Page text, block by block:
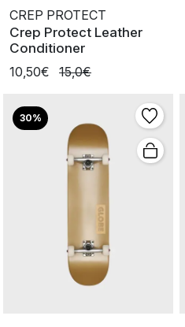
CREP PROTECT
Crep Protect Leather
Conditioner
10,50€
15,0€
30%